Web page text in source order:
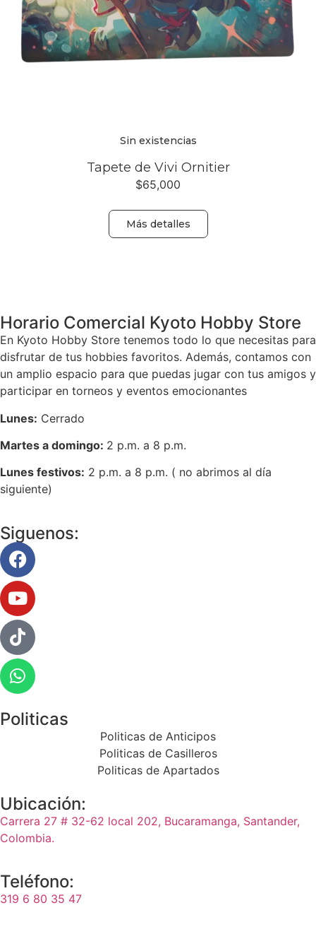
Sin existencias
Tapete de Vivi Ornitier
$65,000
Más detalles
Horario Comercial Kyoto Hobby Store
En Kyoto Hobby Store tenemos todo lo que necesitas para
disfrutar de tus hobbies favoritos. Además, contamos con
un amplio espacio para que puedas jugar con tus amigos y
participar en torneos y eventos emocionantes
Lunes: Cerrado
Martes a domingo: 2 p.m. a 8 p.m.
Lunes festivos: 2 p.m. a 8 p.m. ( no abrimos al día
siguiente)
Siguenos:
Politicas
Politicas de Anticipos
Politicas de Casilleros
Politicas de Apartados
Ubicación:
Carrera 27 # 32-62 local 202, Bucaramanga, Santander,
Colombia.
Teléfono:
319 6 80 35 47